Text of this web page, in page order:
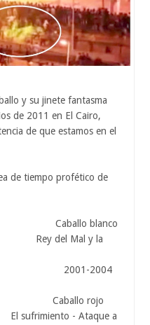
y su jinete fantasma
de 2011 en El Cairo,
de que estamos en el
profético de
blanco
y la
rojo
- Ataque a